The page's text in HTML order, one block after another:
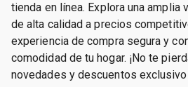
tienda en línea. Explora una amplia
de alta calidad a precios
experiencia de compra segura y
comodidad de tu hogar. ¡No te
novedades y descuentos